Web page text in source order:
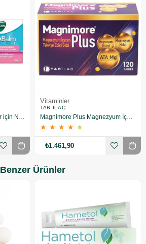
Vitaminler
TAB İLAÇ
★ ★ ★ ★ ★
₺1.461,90
Benzer Ürünler